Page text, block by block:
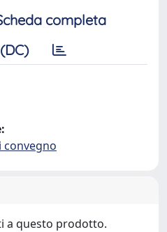
completa
convegno
a questo prodotto.